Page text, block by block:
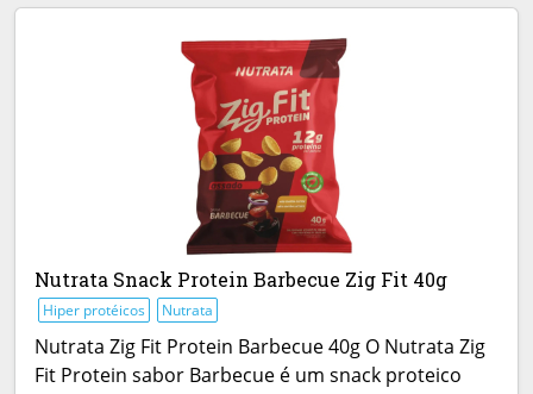
Nutrata Snack Protein Barbecue Zig Fit 40g
Hiper protéicos Nutrata
Nutrata Zig Fit Protein Barbecue 40g O Nutrata Zig
Fit Protein sabor Barbecue é um snack proteico